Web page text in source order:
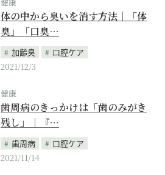
体の中から臭いを消す方法｜「体
臭」「口臭…
加齢臭
口腔ケア
2021/12/3
健康
歯周病のきっかけは「歯のみがき
残し」｜『…
歯周病
口腔ケア
2021/11/14